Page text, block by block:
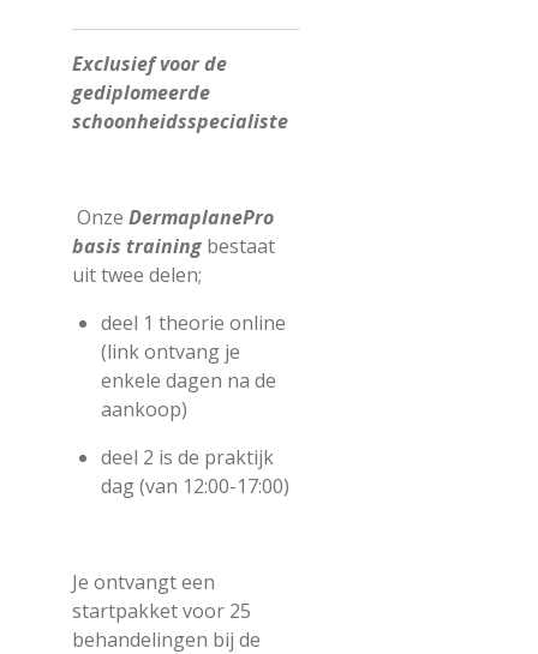
Exclusief voor de
gediplomeerde
schoonheidsspecialiste
Onze DermaplanePro
basis training bestaat
uit twee delen;
deel 1 theorie online
(link ontvang je
enkele dagen na de
aankoop)
deel 2 is de praktijk
dag (van 12:00-17:00)
Je ontvangt een
startpakket voor 25
behandelingen bij de